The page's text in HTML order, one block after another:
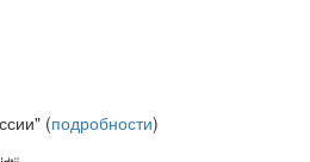
(подробности)